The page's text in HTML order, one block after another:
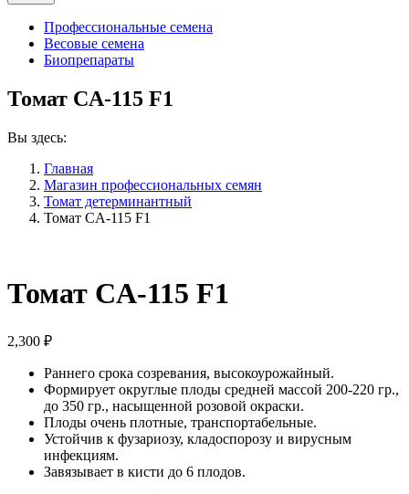
Профессиональные семена
Весовые семена
Биопрепараты
Томат CA-115 F1
Вы здесь:
Главная
Магазин профессиональных семян
Томат детерминантный
Томат CA-115 F1
Томат CA-115 F1
2,300 ₽
Раннего срока созревания, высокоурожайный.
Формирует округлые плоды средней массой 200-220 гр.,
до 350 гр., насыщенной розовой окраски.
Плоды очень плотные, транспортабельные.
Устойчив к фузариозу, кладоспорозу и вирусным
инфекциям.
Завязывает в кисти до 6 плодов.